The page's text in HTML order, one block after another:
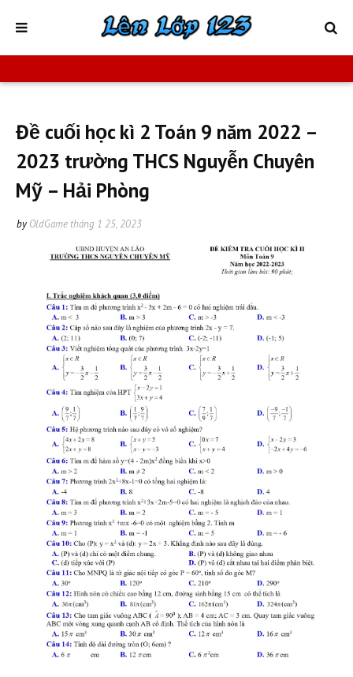
Đề cuối học kì 2 Toán 9 năm 2022 –
2023 trường THCS Nguyễn Chuyên
Mỹ – Hải Phòng
by OldGame tháng 1 25, 2023